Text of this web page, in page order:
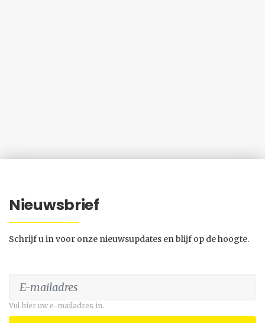
Nieuwsbrief
Schrijf u in voor onze nieuwsupdates en blijf op de hoogte.
Vul hier uw e-mailadres in.